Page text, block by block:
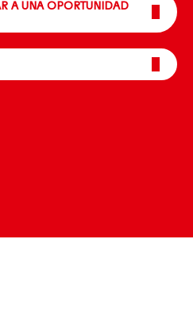
A UNA OPORTUNIDAD